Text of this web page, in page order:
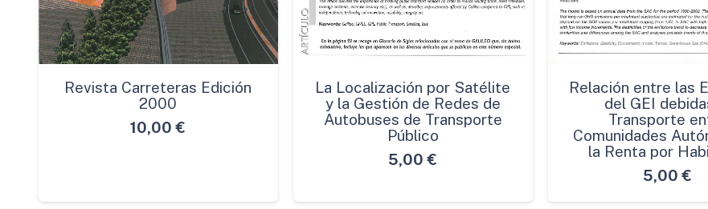
Revista Carreteras Edición
2000
10,00 €
La Localización por Satélite
y la Gestión de Redes de
Autobuses de Transporte
Público
5,00 €
Relación entre las
del GEI
Transporte
Comunidades
la Renta por
5,00 €